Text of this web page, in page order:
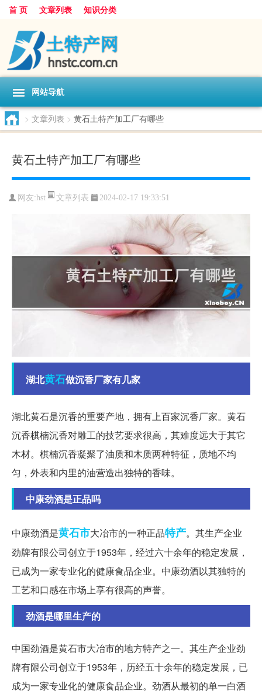
首 页 文章列表 知识分类
网站导航
> 文章列表 > 黄石土特产加工厂有哪些
黄石土特产加工厂有哪些
网友:hst 文章列表 2024-02-17 19:33:51
湖北黄石做沉香厂家有几家
湖北黄石是沉香的重要产地，拥有上百家沉香厂家。黄石
沉香棋楠沉香对雕工的技艺要求很高，其难度远大于其它
木材。棋楠沉香凝聚了油质和木质两种特征，质地不均
匀，外表和内里的油营造出独特的香味。
中康劲酒是正品吗
中康劲酒是黄石市大冶市的一种正品特产。其生产企业
劲牌有限公司创立于1953年，经过六十余年的稳定发展，
已成为一家专业化的健康食品企业。中康劲酒以其独特的
工艺和口感在市场上享有很高的声誉。
劲酒是哪里生产的
中国劲酒是黄石市大冶市的地方特产之一。其生产企业劲
牌有限公司创立于1953年，历经五十余年的稳定发展，已
成为一家专业化的健康食品企业。劲酒从最初的单一白酒